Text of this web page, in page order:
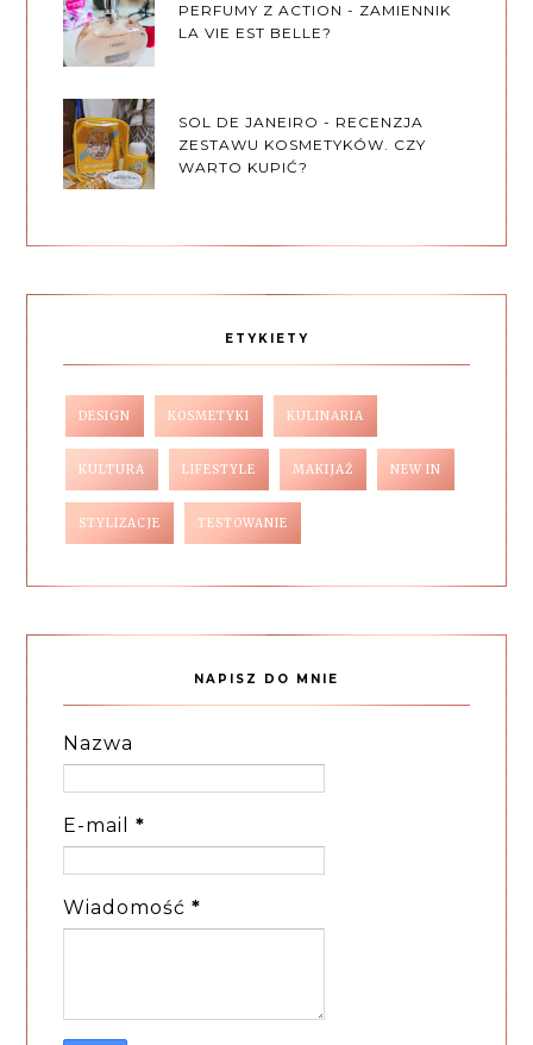
PERFUMY Z ACTION - ZAMIENNIK
LA VIE EST BELLE?
SOL DE JANEIRO - RECENZJA
ZESTAWU KOSMETYKÓW. CZY
WARTO KUPIĆ?
ETYKIETY
DESIGN KOSMETYKI KULINARIA
KULTURA LIFESTYLE MAKIJAŻ NEW IN
STYLIZACJE TESTOWANIE
NAPISZ DO MNIE
Nazwa
E-mail*
Wiadomość*